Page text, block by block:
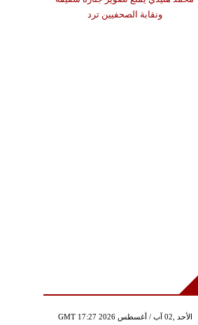
ونقابة الصحفيين ترد
GMT 17:27 2026 الأحد ,02 آب / أغسطس